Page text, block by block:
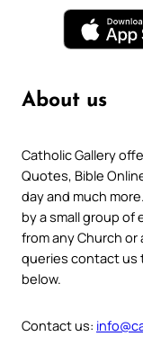
About us
Catholic Gallery
Quotes, Bible
day and much
by a small group
from any Church or
queries contact us
below.
Contact us: